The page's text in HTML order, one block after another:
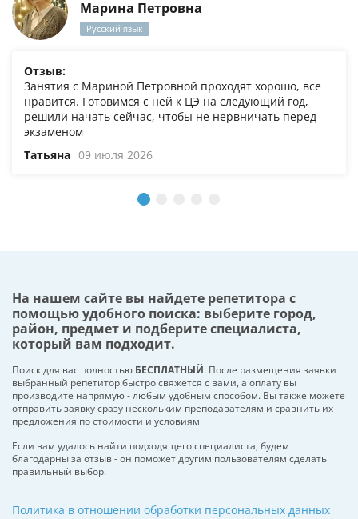
Марина Петровна
Русский язык
Отзыв:
Занятия с Мариной Петровной проходят хорошо, все
нравится. Готовимся с ней к ЦЭ на следующий год,
решили начать сейчас, чтобы не нервничать перед
экзаменом
Татьяна 09 июля 2026
На нашем сайте вы найдете репетитора с
помощью удобного поиска: выберите город,
район, предмет и подберите специалиста,
который вам подходит.
Поиск для вас полностью БЕСПЛАТНЫЙ. После размещения заявки
выбранный репетитор быстро свяжется с вами, а оплату вы
производите напрямую - любым удобным способом. Вы также можете
отправить заявку сразу нескольким преподавателям и сравнить их
предложения по стоимости и условиям
Если вам удалось найти подходящего специалиста, будем
благодарны за отзыв - он поможет другим пользователям сделать
правильный выбор.
Политика в отношении обработки персональных данных